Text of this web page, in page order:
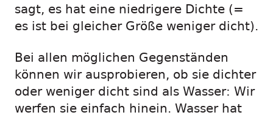
sagt, es hat eine niedrigere Dichte (=
es ist bei gleicher Größe weniger dicht).
Bei allen möglichen Gegenständen
können wir ausprobieren, ob sie dichter
oder weniger dicht sind als Wasser: Wir
werfen sie einfach hinein. Wasser hat